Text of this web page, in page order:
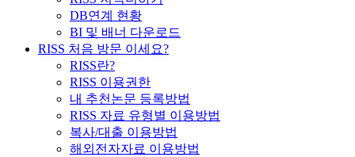
DB연계 현황
BI 및 배너 다운로드
RISS 처음 방문 이세요?
RISS란?
RISS 이용권한
내 추천논문 등록방법
RISS 자료 유형별 이용방법
복사/대출 이용방법
해외전자자료 이용방법